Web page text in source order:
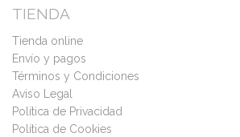
TIENDA
Tienda online
Envío y pagos
Términos y Condiciones
Aviso Legal
Política de Privacidad
Política de Cookies